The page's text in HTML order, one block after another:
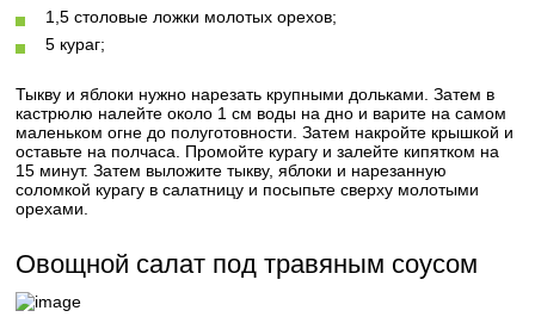
1,5 столовые ложки молотых орехов;
5 кураг;
Тыкву и яблоки нужно нарезать крупными дольками. Затем в
кастрюлю налейте около 1 см воды на дно и варите на самом
маленьком огне до полуготовности. Затем накройте крышкой и
оставьте на полчаса. Промойте курагу и залейте кипятком на
15 минут. Затем выложите тыкву, яблоки и нарезанную
соломкой курагу в салатницу и посыпьте сверху молотыми
орехами.
Овощной салат под травяным соусом